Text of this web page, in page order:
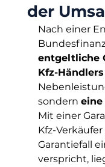
der
Nach einer
entgeltliche
Kfz-Händlers
sondern
Mit einer
Kfz-
Garantiefall
verspricht,